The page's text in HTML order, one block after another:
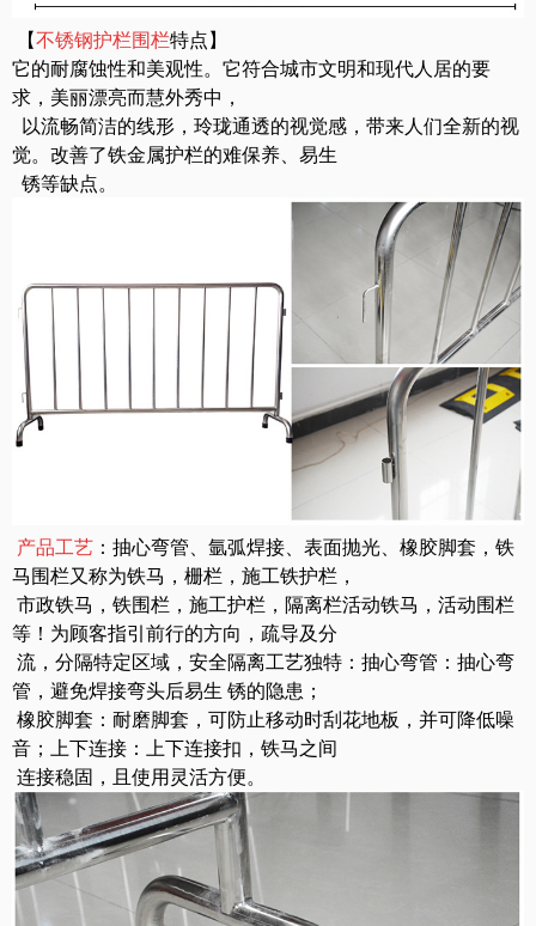
【不锈钢护栏围栏特点】
它的耐腐蚀性和美观性。它符合城市文明和现代人居的要
求，美丽漂亮而慧外秀中，
以流畅简洁的线形，玲珑通透的视觉感，带来人们全新的视
觉。改善了铁金属护栏的难保养、易生
锈等缺点。
产品工艺 ：抽心弯管、氩弧焊接、表面抛光、橡胶脚套，铁
马围栏又称为铁马，栅栏，施工铁护栏，
市政铁马，铁围栏，施工护栏，隔离栏活动铁马，活动围栏
等！为顾客指引前行的方向，疏导及分
流 ，分隔特定区域，安全隔离工艺独特：抽心弯管：抽心弯
管，避免焊接弯头后易生 锈的隐患；
橡胶脚套：耐磨脚套，可防止移动时刮花地板，并可降低噪
音；上下连接：上下连接扣 ，铁马之间
连接稳固，且使用灵活方便。